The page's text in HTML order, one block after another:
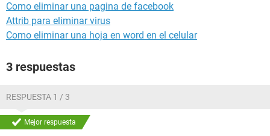
Como eliminar una pagina de facebook
Attrib para eliminar virus
Como eliminar una hoja en word en el celular
3 respuestas
RESPUESTA 1 / 3
Mejor respuesta